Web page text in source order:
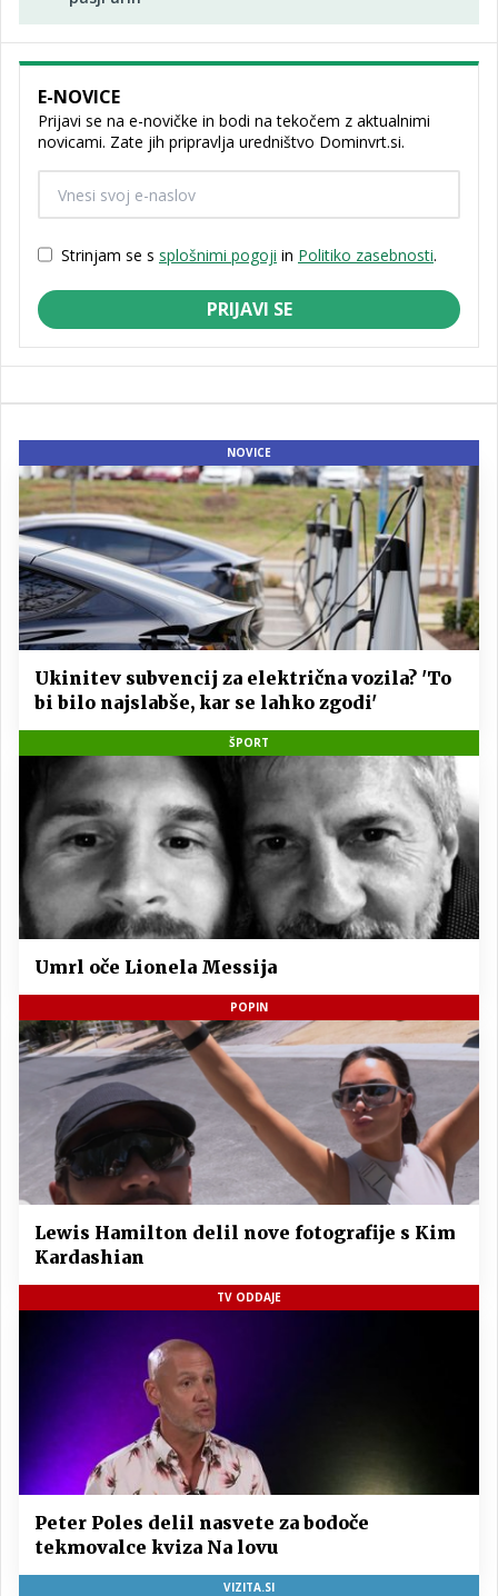
E-NOVICE
Prijavi se na e-novičke in bodi na tekočem z aktualnimi
novicami. Zate jih pripravlja uredništvo Dominvrt.si.
Strinjam se s splošnimi pogoji in Politiko zasebnosti.
PRIJAVI SE
NOVICE
Ukinitev subvencij za električna vozila? 'To
bi bilo najslabše, kar se lahko zgodi'
ŠPORT
Umrl oče Lionela Messija
POPIN
Lewis Hamilton delil nove fotografije s Kim
Kardashian
TV ODDAJE
Peter Poles delil nasvete za bodoče
tekmovalce kviza Na lovu
VIZITA.SI